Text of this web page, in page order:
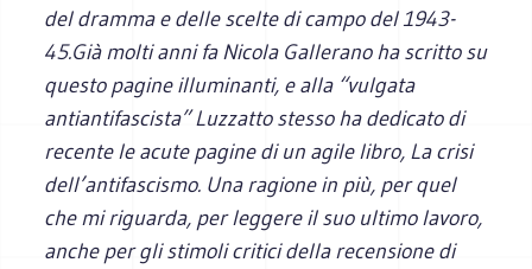
del dramma e delle scelte di campo del 1943-
45.Già molti anni fa Nicola Gallerano ha scritto su
questo pagine illuminanti, e alla “vulgata
antiantifascista” Luzzatto stesso ha dedicato di
recente le acute pagine di un agile libro, La crisi
dell’antifascismo. Una ragione in più, per quel
che mi riguarda, per leggere il suo ultimo lavoro,
anche per gli stimoli critici della recensione di